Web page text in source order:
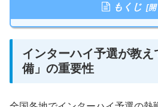
もくじ
インターハイ予選が教え
備」の重要性